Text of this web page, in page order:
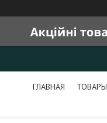
ГЛАВНАЯ ТОВАРЫ